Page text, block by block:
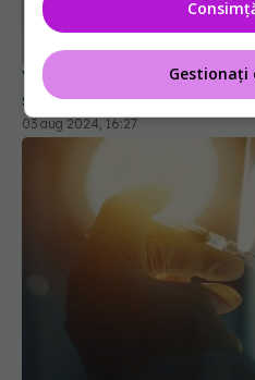
Vaccinul anti-COVID a
și a infarctului
03 aug 2024, 16:27
"Nu este un vaccin, este
poate schimba
Gestionați